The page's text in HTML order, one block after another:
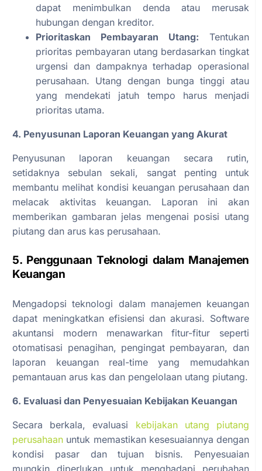
dapat menimbulkan denda atau merusak
hubungan dengan kreditor.
Prioritaskan Pembayaran Utang: Tentukan
prioritas pembayaran utang berdasarkan tingkat
urgensi dan dampaknya terhadap operasional
perusahaan. Utang dengan bunga tinggi atau
yang mendekati jatuh tempo harus menjadi
prioritas utama.
4. Penyusunan Laporan Keuangan yang Akurat
Penyusunan laporan keuangan secara rutin,
setidaknya sebulan sekali, sangat penting untuk
membantu melihat kondisi keuangan perusahaan dan
melacak aktivitas keuangan. Laporan ini akan
memberikan gambaran jelas mengenai posisi utang
piutang dan arus kas perusahaan.
5. Penggunaan Teknologi dalam Manajemen
Keuangan
Mengadopsi teknologi dalam manajemen keuangan
dapat meningkatkan efisiensi dan akurasi. Software
akuntansi modern menawarkan fitur-fitur seperti
otomatisasi penagihan, pengingat pembayaran, dan
laporan keuangan real-time yang memudahkan
pemantauan arus kas dan pengelolaan utang piutang.
6. Evaluasi dan Penyesuaian Kebijakan Keuangan
Secara berkala, evaluasi kebijakan utang piutang
perusahaan untuk memastikan kesesuaiannya dengan
kondisi pasar dan tujuan bisnis. Penyesuaian
mungkin diperlukan untuk menghadapi perubahan